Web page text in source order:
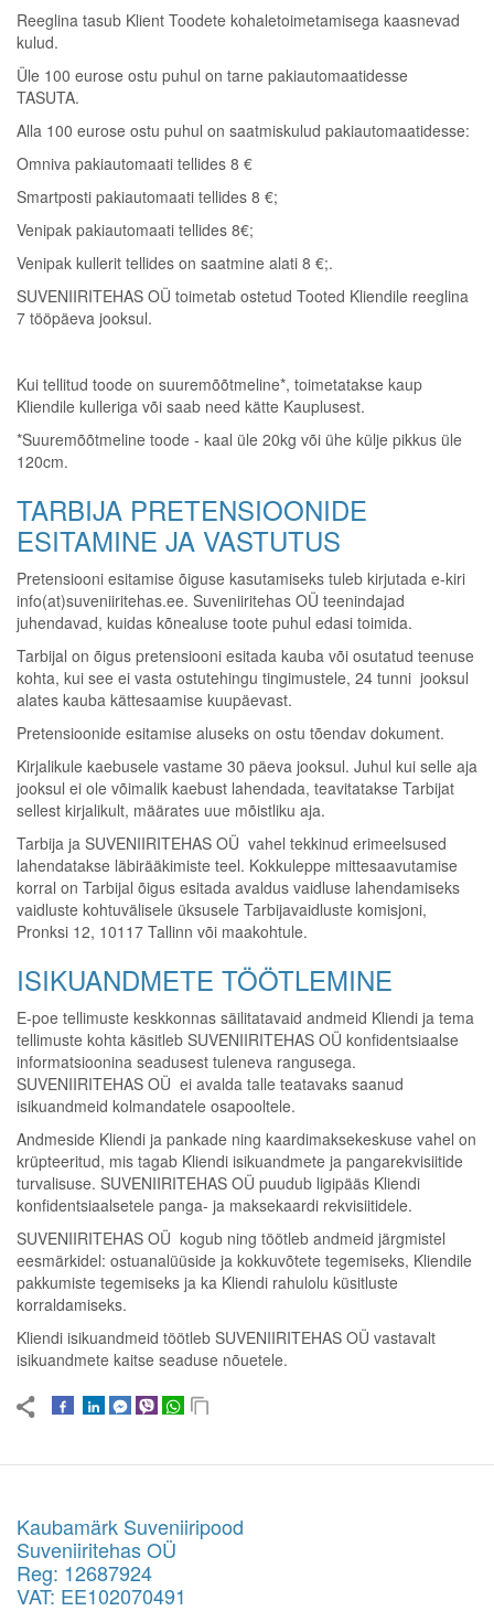
Reeglina tasub Klient Toodete kohaletoimetamisega kaasnevad
kulud.
Üle 100 eurose ostu puhul on tarne pakiautomaatidesse
TASUTA.
Alla 100 eurose ostu puhul on saatmiskulud pakiautomaatidesse:
Omniva pakiautomaati tellides 8 €
Smartposti pakiautomaati tellides 8 €;
Venipak pakiautomaati tellides 8€;
Venipak kullerit tellides on saatmine alati 8 €;.
SUVENIIRITEHAS OÜ toimetab ostetud Tooted Kliendile reeglina
7 tööpäeva jooksul.
Kui tellitud toode on suuremõõtmeline*, toimetatakse kaup
Kliendile kulleriga või saab need kätte Kauplusest.
*Suuremõõtmeline toode - kaal üle 20kg või ühe külje pikkus üle
120cm.
TARBIJA PRETENSIOONIDE
ESITAMINE JA VASTUTUS
Pretensiooni esitamise õiguse kasutamiseks tuleb kirjutada e-kiri
info(at)suveniiritehas.ee. Suveniiritehas OÜ teenindajad
juhendavad, kuidas kõnealuse toote puhul edasi toimida.
Tarbijal on õigus pretensiooni esitada kauba või osutatud teenuse
kohta, kui see ei vasta ostutehingu tingimustele, 24 tunni jooksul
alates kauba kättesaamise kuupäevast.
Pretensioonide esitamise aluseks on ostu tõendav dokument.
Kirjalikule kaebusele vastame 30 päeva jooksul. Juhul kui selle aja
jooksul ei ole võimalik kaebust lahendada, teavitatakse Tarbijat
sellest kirjalikult, määrates uue mõistliku aja.
Tarbija ja SUVENIIRITEHAS OÜ vahel tekkinud erimeelsused
lahendatakse läbirääkimiste teel. Kokkuleppe mittesaavutamise
korral on Tarbijal õigus esitada avaldus vaidluse lahendamiseks
vaidluste kohtuvälisele üksusele Tarbijavaidluste komisjoni,
Pronksi 12, 10117 Tallinn või maakohtule.
ISIKUANDMETE TÖÖTLEMINE
E-poe tellimuste keskkonnas säilitatavaid andmeid Kliendi ja tema
tellimuste kohta käsitleb SUVENIIRITEHAS OÜ konfidentsiaalse
informatsioonina seadusest tuleneva rangusega.
SUVENIIRITEHAS OÜ ei avalda talle teatavaks saanud
isikuandmeid kolmandatele osapooltele.
Andmeside Kliendi ja pankade ning kaardimaksekeskuse vahel on
krüpteeritud, mis tagab Kliendi isikuandmete ja pangarekvisiitide
turvalisuse. SUVENIIRITEHAS OÜ puudub ligipääs Kliendi
konfidentsiaalsetele panga- ja maksekaardi rekvisiitidele.
SUVENIIRITEHAS OÜ kogub ning töötleb andmeid järgmistel
eesmärkidel: ostuanalüüside ja kokkuvõtete tegemiseks, Kliendile
pakkumiste tegemiseks ja ka Kliendi rahulolu küsitluste
korraldamiseks.
Kliendi isikuandmeid töötleb SUVENIIRITEHAS OÜ vastavalt
isikuandmete kaitse seaduse nõuetele.
Kaubamärk Suveniiripood
Suveniiritehas OÜ
Reg: 12687924
VAT: EE102070491